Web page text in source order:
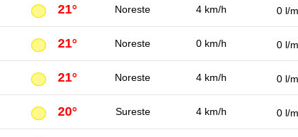
21° Noreste 4 km/h 0 l/m
21° Noreste 0 km/h 0 l/m
21° Noreste 4 km/h 0 l/m
20° Sureste 4 km/h 0 l/m